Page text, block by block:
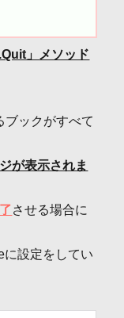
」メソッド
ブックがすべて
が表示されま
させる場合に
に設定をしてい